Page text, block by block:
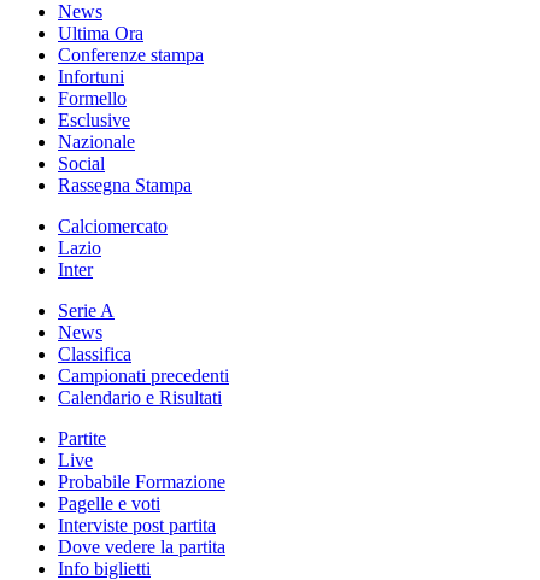
News
Ultima Ora
Conferenze stampa
Infortuni
Formello
Esclusive
Nazionale
Social
Rassegna Stampa
Calciomercato
Lazio
Inter
Serie A
News
Classifica
Campionati precedenti
Calendario e Risultati
Partite
Live
Probabile Formazione
Pagelle e voti
Interviste post partita
Dove vedere la partita
Info biglietti